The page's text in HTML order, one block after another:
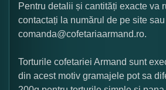
Pentru detalii și cantități exacte va
contactați la numărul de pe site
comanda@cofetariaarmand.ro.
Torturile cofetariei Armand sunt
din acest motiv gramajele pot sa